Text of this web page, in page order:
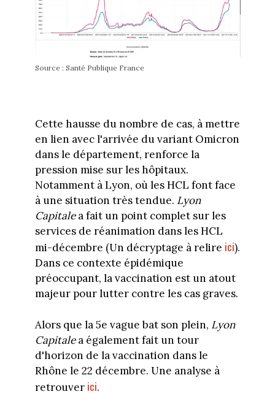
Source : Santé Publique France
Cette hausse du nombre de cas, à mettre
en lien avec l'arrivée du variant Omicron
dans le département, renforce la
pression mise sur les hôpitaux.
Notamment à Lyon, où les HCL font face
à une situation très tendue. Lyon
Capitalea fait un point complet sur les
services de réanimation dans les HCL
mi-décembre (Un décryptage à relire ici).
Dans ce contexte épidémique
préoccupant, la vaccination est un atout
majeur pour lutter contre les cas graves.
Alors que la 5e vague bat son plein, Lyon
Capitalea également fait un tour
d'horizon de la vaccination dans le
Rhône le 22 décembre. Une analyse à
retrouver ici.